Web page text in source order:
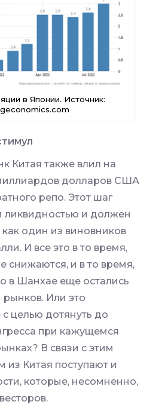
в Японии. Источник:
Китая также влил на
долларов США
репо. Этот шаг
ликвидностью и должен
как один из виновников
И все это в то время,
снижаются, и в то время,
в Шанхае еще остались
Или это
целью дотянуть до
при кажущемся
В связи с этим
Китая поступают и
которые, несомненно,